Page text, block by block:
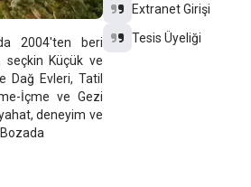
2004'ten beri
seçkin Küçük ve
Dağ Evleri, Tatil
İçme ve Gezi
deneyim ve
Extranet Girişi
Tesis Üyeliği